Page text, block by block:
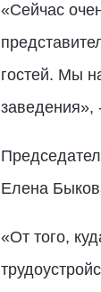
«Сейчас
гостей. Мы
заведения»,
Елена
«От того,